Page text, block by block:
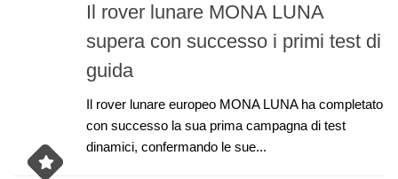
Il rover lunare MONA LUNA
supera con successo i primi test di
guida
Il rover lunare europeo MONA LUNA ha completato
con successo la sua prima campagna di test
dinamici, confermando le sue...